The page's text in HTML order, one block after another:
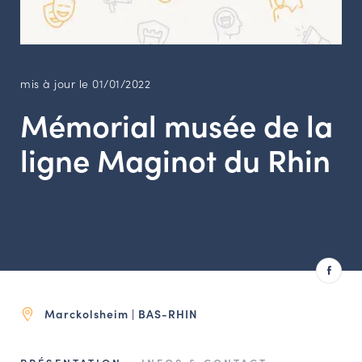
LES ACTIONS PHARES
CONTACT
Agenda
Annuaire
Ressources
OUTILS EN LIGNE
mis à jour le 01/01/2022
Mémorial musée de la
ligne Maginot du Rhin
Marckolsheim | BAS-RHIN